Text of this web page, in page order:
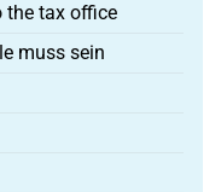
the tax office
muss sein